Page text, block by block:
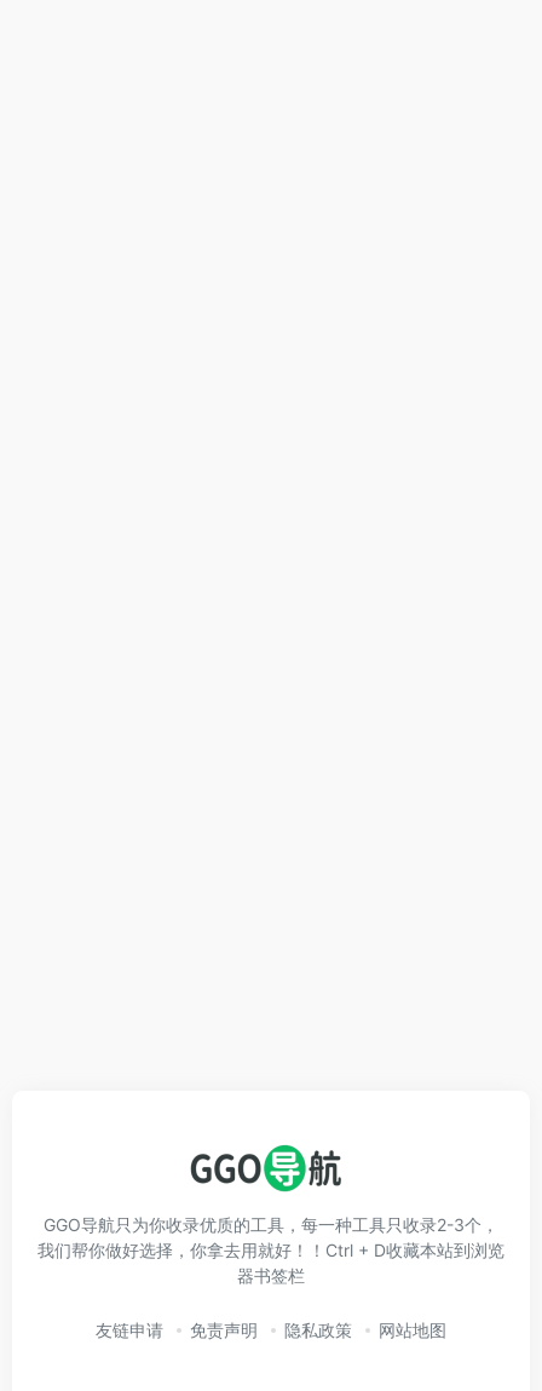
GGO导航只为你收录优质的工具，每一种工具只收录2-3个，
我们帮你做好选择，你拿去用就好！！Ctrl + D收藏本站到浏览
器书签栏
友链申请 免责声明 隐私政策 网站地图